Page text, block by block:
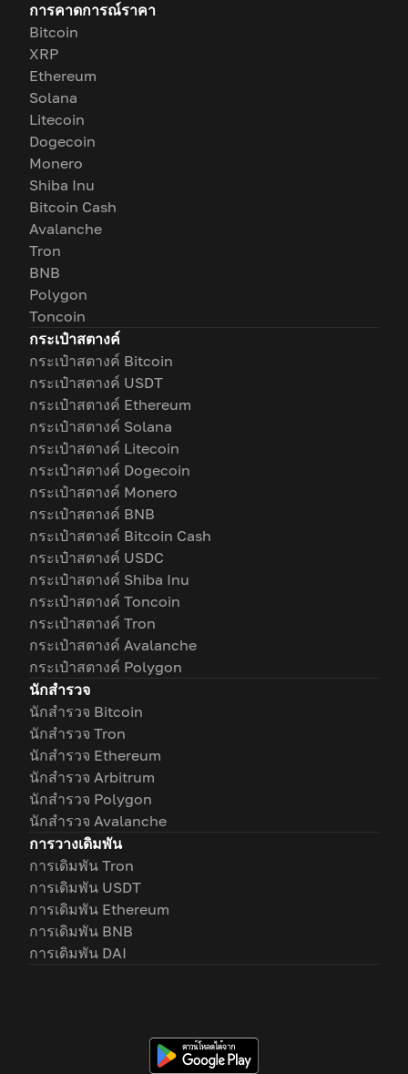
การคาดการณ์ราคา
Bitcoin
XRP
Ethereum
Solana
Litecoin
Dogecoin
Monero
Shiba Inu
Bitcoin Cash
Avalanche
Tron
BNB
Polygon
Toncoin
กระเป๋าสตางค์
กระเป๋าสตางค์ Bitcoin
กระเป๋าสตางค์ USDT
กระเป๋าสตางค์ Ethereum
กระเป๋าสตางค์ Solana
กระเป๋าสตางค์ Litecoin
กระเป๋าสตางค์ Dogecoin
กระเป๋าสตางค์ Monero
กระเป๋าสตางค์ BNB
กระเป๋าสตางค์ Bitcoin Cash
กระเป๋าสตางค์ USDC
กระเป๋าสตางค์ Shiba Inu
กระเป๋าสตางค์ Toncoin
กระเป๋าสตางค์ Tron
กระเป๋าสตางค์ Avalanche
กระเป๋าสตางค์ Polygon
นักสำรวจ
นักสำรวจ Bitcoin
นักสำรวจ Tron
นักสำรวจ Ethereum
นักสำรวจ Arbitrum
นักสำรวจ Polygon
นักสำรวจ Avalanche
การวางเดิมพัน
การเดิมพัน Tron
การเดิมพัน USDT
การเดิมพัน Ethereum
การเดิมพัน BNB
การเดิมพัน DAI